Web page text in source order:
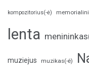
kompozitorius(-ė)
lenta
muziejus muzikas(-ė)